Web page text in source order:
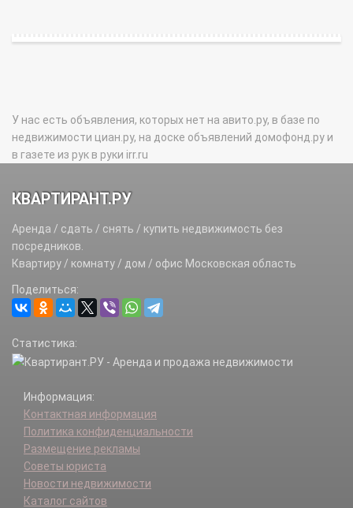
У нас есть объявления, которых нет на авито.ру, в базе по
недвижимости циан.ру, на доске объявлений домофонд.ру и
в газете из рук в руки irr.ru
КВАРТИРАНТ.РУ
Аренда / сдать / снять / купить недвижимость без
посредников.
Квартиру / комнату / дом / офис Московская область
Поделиться:
Статистика:
Информация:
Контактная информация
Политика конфиденциальности
Размещение рекламы
Советы юриста
Новости недвижимости
Каталог сайтов